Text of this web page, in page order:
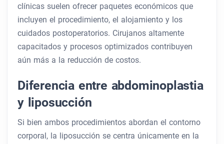
clínicas suelen ofrecer paquetes económicos que
incluyen el procedimiento, el alojamiento y los
cuidados postoperatorios. Cirujanos altamente
capacitados y procesos optimizados contribuyen
aún más a la reducción de costos.
Diferencia entre abdominoplastia
y liposucción
Si bien ambos procedimientos abordan el contorno
corporal, la liposucción se centra únicamente en la